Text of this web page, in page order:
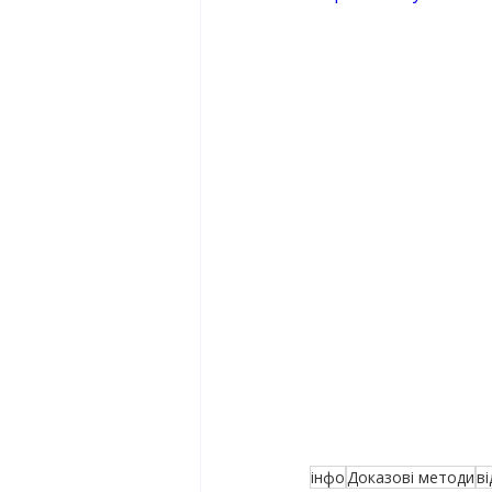
інфоДоказові методи